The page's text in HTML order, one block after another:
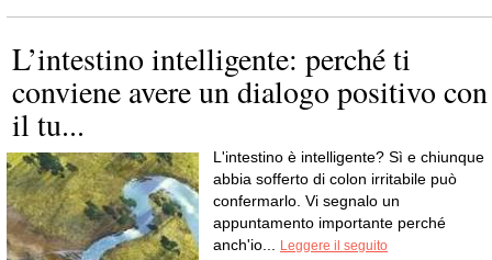
L’intestino intelligente: perché ti
conviene avere un dialogo positivo con
il tu...
L'intestino è intelligente? Sì e chiunque
abbia sofferto di colon irritabile può
confermarlo. Vi segnalo un
appuntamento importante perché
anch'io...
Leggere il seguito